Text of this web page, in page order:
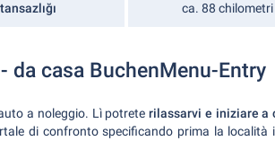
ca. 88 chilometri
da casa BuchenMenu-Entry
a noleggio. Lì potreterilassarvi e iniziare a
di confronto specificando prima la